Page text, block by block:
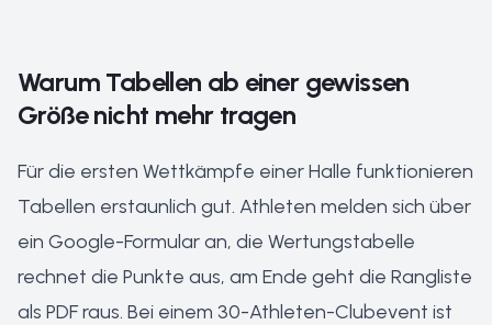
Warum Tabellen ab einer gewissen
Größe nicht mehr tragen
Für die ersten Wettkämpfe einer Halle funktionieren
Tabellen erstaunlich gut. Athleten melden sich über
ein Google-Formular an, die Wertungstabelle
rechnet die Punkte aus, am Ende geht die Rangliste
als PDF raus. Bei einem 30-Athleten-Clubevent ist